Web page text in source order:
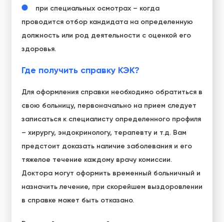
при специальных осмотрах – когда
проводится отбор кандидата на определенную
должность или род деятельности с оценкой его
здоровья.
Где получить справку КЭК?
Для оформления справки необходимо обратиться в
свою больницу, первоначально на прием следует
записаться к специалисту определенного профиля
– хирургу, эндокринологу, терапевту и т.д. Вам
предстоит доказать наличие заболевания и его
тяжелое течение каждому врачу комиссии.
Доктора могут оформить временный больничный и
назначить лечение, при скорейшем выздоровлении
в справке может быть отказано.